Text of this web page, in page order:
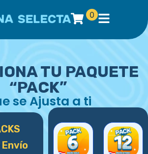
0
TU PAQUETE
“PACK”
se Ajusta a ti